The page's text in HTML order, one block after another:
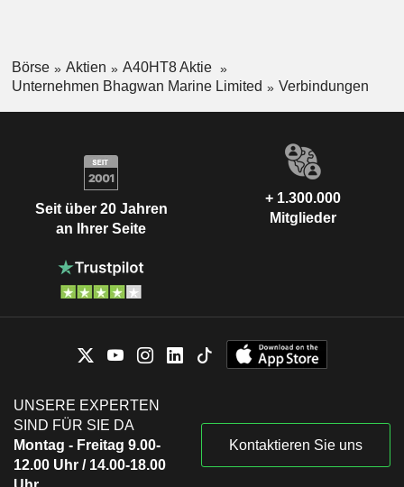
Versorgungsschiffe, Lastkähne und Crew-Transferboote
sowie andere Spezialschiffe.
Börse Aktien
A40HT8 Aktie
Unternehmen Bhagwan Marine Limited
Verbindungen
Seit über 20 Jahren
an Ihrer Seite
+ 1.300.000
Mitglieder
UNSERE EXPERTEN
SIND FÜR SIE DA
Montag - Freitag 9.00-
12.00 Uhr / 14.00-18.00
Kontaktieren Sie uns